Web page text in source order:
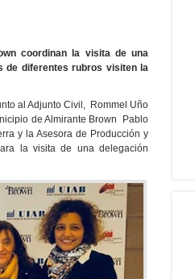
coordinan la visita de una
de diferentes rubros visiten la
al Adjunto Civil, Rommel Uño
de Almirante Brown Pablo
y la Asesora de Producción y
la visita de una delegación